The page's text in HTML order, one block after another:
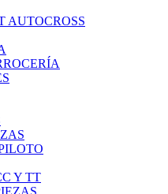
AUTOCROSS
Y TT